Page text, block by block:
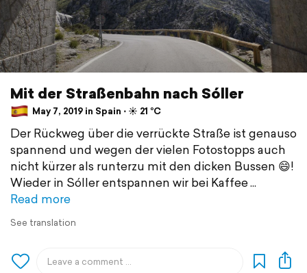
Mit der Straßenbahn nach Sóller
May 7, 2019 in Spain ⋅ ☀️ 21 °C
Der Rückweg über die verrückte Straße ist genauso
spannend und wegen der vielen Fotostopps auch
nicht kürzer als runterzu mit den dicken Bussen 😄!
Wieder in Sóller entspannen wir bei Kaffee
Read more
See translation